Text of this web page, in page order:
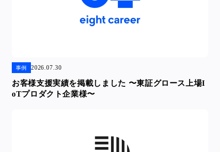
事例 2026.07.30
お客様支援実績を掲載しました 〜東証グロース上場I
oTプロダクト企業様〜